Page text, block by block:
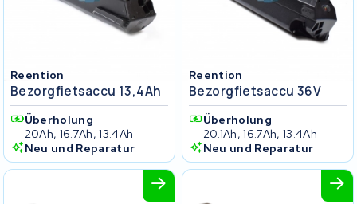
Reention
Bezorgfietsaccu 13,4Ah
Überholung
20Ah, 16.7Ah, 13.4Ah
Neu und Reparatur
Reention
Bezorgfietsaccu 36V
Überholung
20.1Ah, 16.7Ah, 13.4Ah
Neu und Reparatur